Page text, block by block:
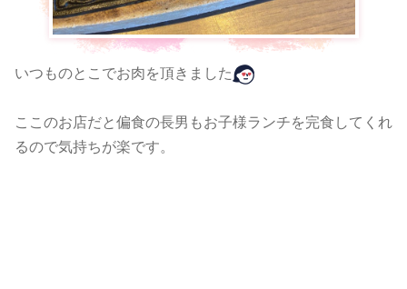
いつものとこでお肉を頂きました
ここのお店だと偏食の長男もお子様ランチを完食してくれ
るので気持ちが楽です。